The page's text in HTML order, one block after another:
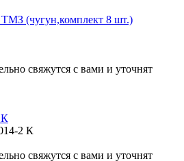
(чугун,комплект 8 шт.)
свяжутся с вами и уточнят
К
2 К
свяжутся с вами и уточнят